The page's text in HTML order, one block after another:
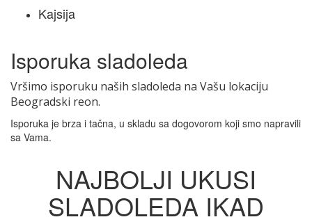
Kajsija
Isporuka sladoleda
Vršimo isporuku naših sladoleda na Vašu lokaciju
Beogradski reon.
Isporuka je brza i tačna, u skladu sa dogovorom koji smo napravili
sa Vama.
NAJBOLJI UKUSI
SLADOLEDA IKAD